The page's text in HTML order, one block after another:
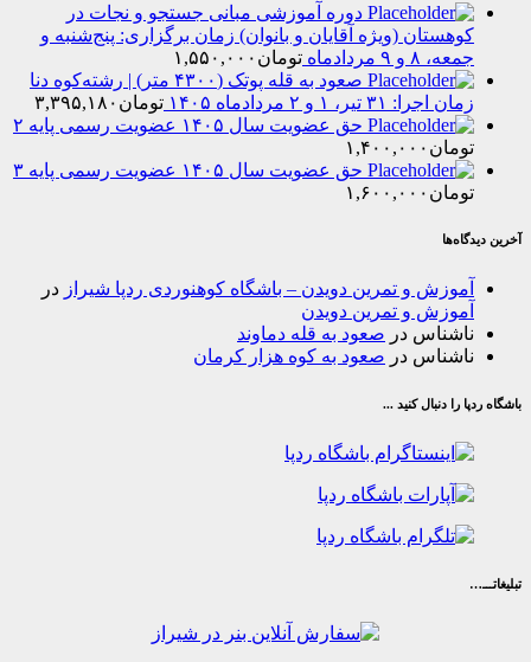
دوره آموزشی مبانی جستجو و نجات در
(ویژه آقایان و بانوان) زمان برگزاری: پنج‌شنبه و
تومان۱,۵۵۰,۰۰۰
صعود به قله پوتک (۴۳۰۰ متر) | رشته‌کوه دنا
۳۱ تیر، ۱ و ۲ مردادماه ۱۴۰۵
تومان ۳,۳۹۵,۱۸۰
حق عضویت سال ۱۴۰۵ عضویت رسمی پایه ۲
۱,۴۰۰,۰۰۰
حق عضویت سال ۱۴۰۵ عضویت رسمی پایه ۳
۱,۶۰۰,۰۰۰
و تمرین دویدن – باشگاه کوهنوردی ردپا شیراز در
و تمرین دویدن
درصعود به قله دماوند
درصعود به کوه هزار کرمان
دنبال کنید ...